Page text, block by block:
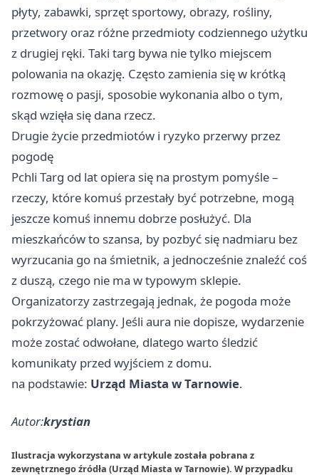
płyty, zabawki, sprzęt sportowy, obrazy, rośliny,
przetwory oraz różne przedmioty codziennego użytku
z drugiej ręki. Taki targ bywa nie tylko miejscem
polowania na okazję. Często zamienia się w krótką
rozmowę o pasji, sposobie wykonania albo o tym,
skąd wzięła się dana rzecz.
Drugie życie przedmiotów i ryzyko przerwy przez
pogodę
Pchli Targ od lat opiera się na prostym pomyśle –
rzeczy, które komuś przestały być potrzebne, mogą
jeszcze komuś innemu dobrze posłużyć. Dla
mieszkańców to szansa, by pozbyć się nadmiaru bez
wyrzucania go na śmietnik, a jednocześnie znaleźć coś
z duszą, czego nie ma w typowym sklepie.
Organizatorzy zastrzegają jednak, że pogoda może
pokrzyżować plany. Jeśli aura nie dopisze, wydarzenie
może zostać odwołane, dlatego warto śledzić
komunikaty przed wyjściem z domu.
na podstawie: Urząd Miasta w Tarnowie.
Autor:krystian
Ilustracja wykorzystana w artykule została pobrana z
zewnętrznego źródła (Urząd Miasta w Tarnowie). W przypadku